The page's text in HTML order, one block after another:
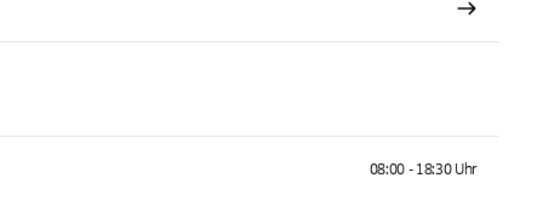
08:00 - 18:30 Uhr